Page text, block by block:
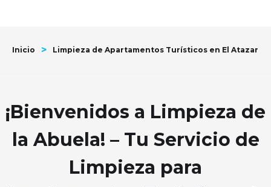
Inicio > Limpieza de Apartamentos Turísticos en El Atazar
¡Bienvenidos a Limpieza de
la Abuela! – Tu Servicio de
Limpieza para